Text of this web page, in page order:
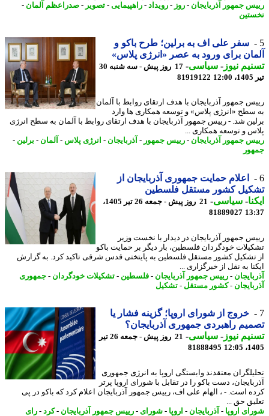
جمهور آذربایجان-روز- رویداد-راهپیمایی-تصویر-صدراعظم آلمان-
سفر علی اف به برلین؛ طرح باکو و
برای ورود به عصر «انرژی پلاس»
نیوز-سیاسی-
17 روز پیش - سه شنبه 30
81919122
جمهور آذربایجان با هدف ارتقای روابط با آلمان
«انرژی پلاس» و توسعه همکاری ها وارد
شد. - رییس جمهور آذربایجان با هدف ارتقای روابط با آلمان به سطح انرژی
و توسعه همکاری ...
جمهور آذربایجان-رییس جمهور-آذربایجان-انرژی پلاس-آلمان-برلین-
اعلام حمایت جمهوری آذربایجان از
کشور مستقل فلسطین
-سیاسی-
21 روز پیش - جمعه 26 تیر 1405،
81889027
جمهور آذربایجان در دیدار با نخست وزیر
خودگردان فلسطین، بار دیگر بر حمایت باکو
کشور مستقل فلسطین به پایتختی قدس شرقی تاکید کرد. به گزارش
به نقل از خبرگزاری ...
-رییس جمهور آذربایجان-فلسطین-تشکیلات خودگردان - جمهوری
-کشور مستقل-تشکیل
خروج از شورای اروپا؛ گزینه فشار یا
راهبردی جمهوری آذربایجان؟
نیوز-سیاسی-
21 روز پیش - جمعه 26 تیر
81888495
معتقدند وابستگی اروپا به انرژی جمهوری
دست باکو را در تقابل با شورای اروپا پرتر
است. - ، الهام علی اف، رییس جمهور آذربایجان اعلام کرد که باکو در پی
حق ...
اروپا - آذربایجان-اروپا - شورای- رییس جمهور آذربایجان-کرد-رای